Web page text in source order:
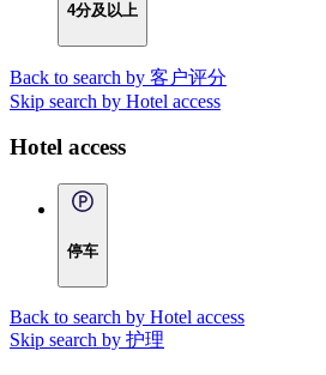
4分及以上
Back to search by 客户评分
Skip search by Hotel access
Hotel access
停车
Back to search by Hotel access
Skip search by 护理